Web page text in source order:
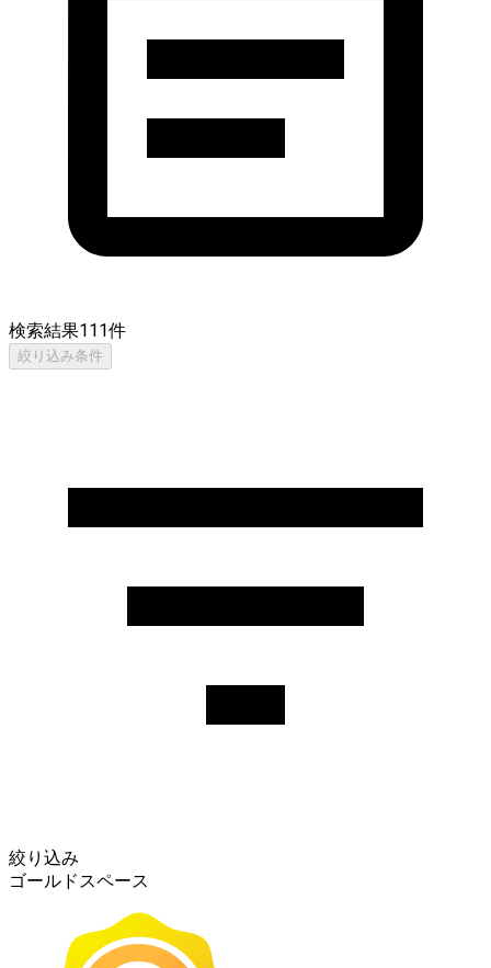
検索結果111件
絞り込み条件
絞り込み
ゴールドスペース